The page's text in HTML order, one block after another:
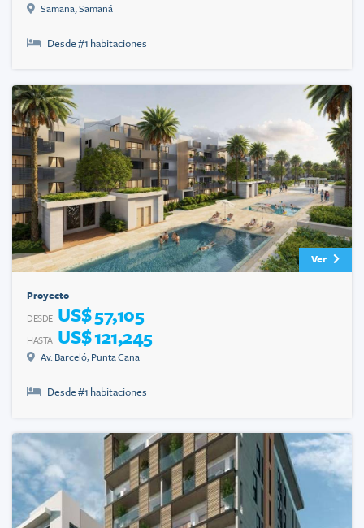
Samana,Samaná
Desde #1 habitaciones
Ver
Proyecto
DESDE US$ 57,105
HASTA US$ 121,245
Av. Barceló, Punta Cana
Desde #1 habitaciones